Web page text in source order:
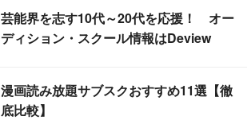
芸能界を志す10代～20代を応援！ オー
ディション・スクール情報はDeview
漫画読み放題サブスクおすすめ11選【徹
底比較】